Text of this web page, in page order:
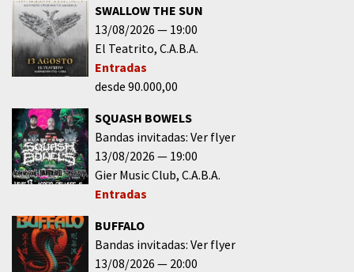
SWALLOW THE SUN
13/08/2026
19:00
El Teatrito C.A.B.A.
Entradas
desde 90.000,00
SQUASH BOWELS
Bandas invitadas: Ver flyer
13/08/2026
19:00
Gier Music Club C.A.B.A.
Entradas
BUFFALO
Bandas invitadas: Ver flyer
13/08/2026
20:00